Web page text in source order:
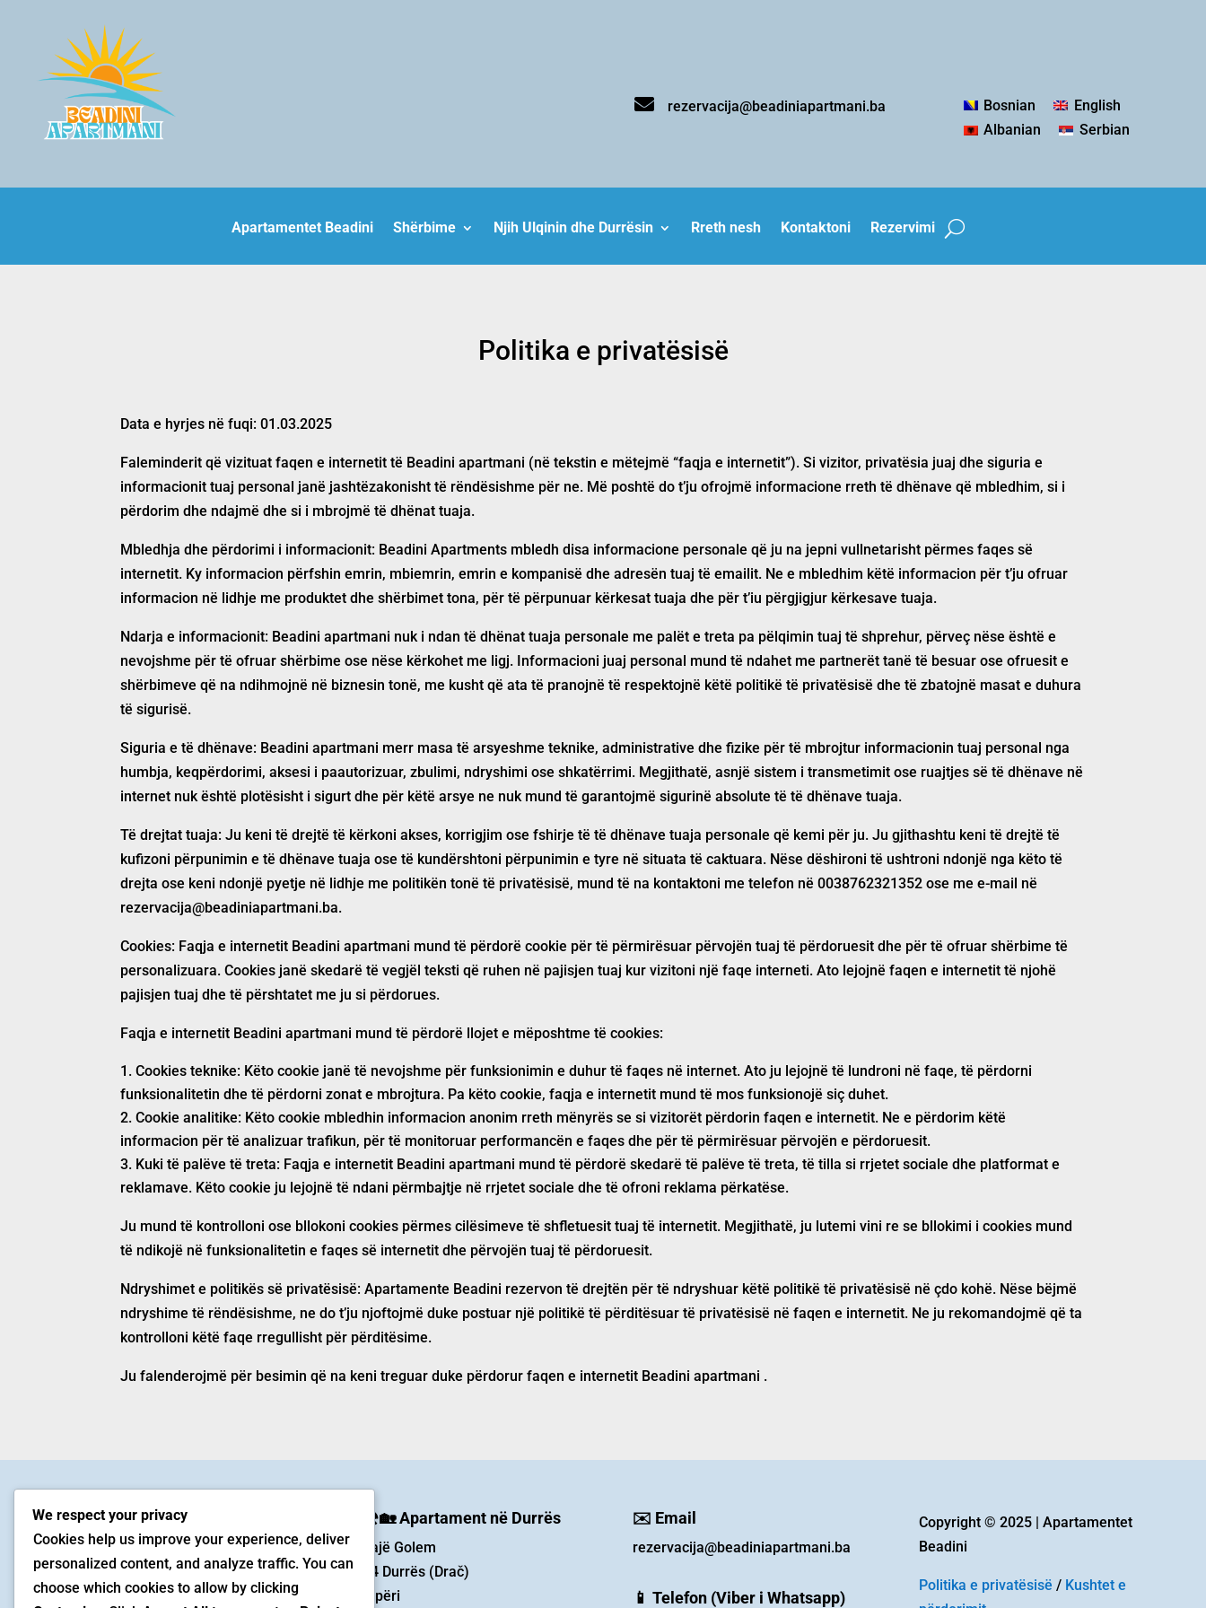
 rezervacija@beadiniapartmani.ba Bosnian
English
Albanian
Serbian
Apartamentet Beadini Shërbime Njih Ulqinin dhe Durrësin Rreth nesh Kontaktoni Rezervimi
Politika e privatësisë
Data e hyrjes në fuqi: 01.03.2025
Faleminderit që vizituat faqen e internetittë Beadini apartmani (në tekstin e mëtejmë “faqja e internetit”). Si vizitor, privatësia juaj dhe siguria e
informacionit tuaj personal janë jashtëzakonisht të rëndësishme për ne. Më poshtë do t’ju ofrojmë informacione rreth të dhënave që mbledhim, si i
përdorim dhe ndajmë dhe si i mbrojmë të dhënat tuaja.
Mbledhja dhe përdorimi i informacionit: Beadini Apartments mbledh disa informacione personale që ju na jepni vullnetarisht përmes faqes së
internetit. Ky informacion përfshin emrin, mbiemrin, emrin e kompanisë dhe adresën tuaj të emailit. Ne e mbledhim këtë informacion për t’ju ofruar
informacion në lidhje me produktet dhe shërbimet tona, për të përpunuar kërkesat tuaja dhe për t’iu përgjigjur kërkesave tuaja.
Ndarja e informacionit: Beadini apartmani nuk i ndan të dhënat tuaja personale me palët e treta pa pëlqimin tuaj të shprehur, përveç nëse është e
nevojshme për të ofruar shërbime ose nëse kërkohet me ligj. Informacioni juaj personal mund të ndahet me partnerët tanë të besuar ose ofruesit e
shërbimeve që na ndihmojnë në biznesin tonë, me kusht që ata të pranojnë të respektojnë këtë politikë të privatësisë dhe të zbatojnë masat e duhura
të sigurisë.
Siguria e të dhënave: Beadini apartmani merr masa të arsyeshme teknike, administrative dhe fizike për të mbrojtur informacionin tuaj personal nga
humbja, keqpërdorimi, aksesi i paautorizuar, zbulimi, ndryshimi ose shkatërrimi. Megjithatë, asnjë sistem i transmetimit ose ruajtjes së të dhënave në
internet nuk është plotësisht i sigurt dhe për këtë arsye ne nuk mund të garantojmë sigurinë absolute të të dhënave tuaja.
Të drejtat tuaja: Ju keni të drejtë të kërkoni akses, korrigjim ose fshirje të të dhënave tuaja personale që kemi për ju. Ju gjithashtu keni të drejtë të
kufizoni përpunimin e të dhënave tuaja ose të kundërshtoni përpunimin e tyre në situata të caktuara. Nëse dëshironi të ushtroni ndonjë nga këto të
drejta ose keni ndonjë pyetje në lidhje me politikën tonë të privatësisë, mund të na kontaktoni me telefon në0038762321352 ose me e-mail në
rezervacija@beadiniapartmani.ba.
Cookies: Faqja e internetit Beadini apartmani mund të përdorë cookie për të përmirësuar përvojën tuaj të përdoruesit dhe për të ofruar shërbime të
personalizuara. Cookies janë skedarë të vegjël teksti që ruhen në pajisjen tuaj kur vizitoni një faqe interneti. Ato lejojnë faqen e internetit të njohë
pajisjen tuaj dhe të përshtatet me ju si përdorues.
Faqja e internetit Beadini apartmani mund të përdorë llojet e mëposhtme të cookies:
Cookies teknike: Këto cookie janë të nevojshme për funksionimin e duhur të faqes në internet. Ato ju lejojnë të lundroni në faqe, të përdorni
funksionalitetin dhe të përdorni zonat e mbrojtura. Pa këto cookie, faqja e internetit mund të mos funksionojë siç duhet.
Cookie analitike: Këto cookie mbledhin informacion anonim rreth mënyrës se si vizitorët përdorin faqen e internetit. Ne e përdorim këtë
informacion për të analizuar trafikun, për të monitoruar performancën e faqes dhe për të përmirësuar përvojën e përdoruesit.
Kuki të palëve të treta: Faqja e internetit Beadini apartmani mund të përdorë skedarë të palëve të treta, të tilla si rrjetet sociale dhe platformat e
reklamave. Këto cookie ju lejojnë të ndani përmbajtje në rrjetet sociale dhe të ofroni reklama përkatëse.
Ju mund të kontrolloni ose bllokoni cookies përmes cilësimeve të shfletuesit tuaj të internetit. Megjithatë, ju lutemi vini re se bllokimi i cookies mund
të ndikojë në funksionalitetin e faqes së internetit dhe përvojën tuaj të përdoruesit.
Ndryshimet e politikës së privatësisë:Apartamente Beadini rezervon të drejtën për të ndryshuar këtë politikë të privatësisë në çdo kohë. Nëse bëjmë
ndryshime të rëndësishme, ne do t’ju njoftojmë duke postuar një politikë të përditësuar të privatësisë në faqen e internetit. Ne ju rekomandojmë që ta
kontrolloni këtë faqe rregullisht për përditësime.
Ju falenderojmë për besimin që na keni treguar duke përdorur faqen e internetit Beadini apartmani .
☀️🏖️🏡 Apartament në Ulqin
Velika Plaža,
85360 Ulqin
Mal i Zi
☀️🏖️🏡 Apartament në Durrës
Kavajë Golem
2504 Durrës (Drač)
Shqipëri
✉️ Email
rezervacija@beadiniapartmani.ba
📱 Telefon (Viber i Whatsapp)
Copyright © 2025 | Apartamentet
Beadini
Politika e privatësisë / Kushtet e
We respect your privacy
Cookies help us improve your experience, deliver
personalized content, and analyze traffic. You can
choose which cookies to allow by clicking